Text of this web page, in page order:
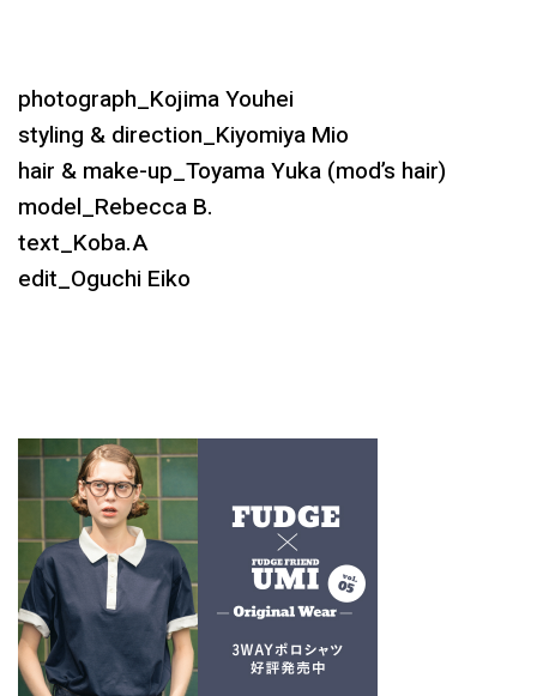
photograph_Kojima Youhei
styling & direction_Kiyomiya Mio
hair & make-up_Toyama Yuka (mod’s hair)
model_Rebecca B.
text_Koba.A
edit_Oguchi Eiko